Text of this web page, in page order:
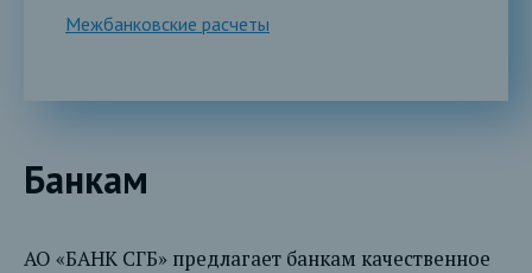
Межбанковские расчеты
Банкам
АО «БАНК СГБ» предлагает банкам качественное